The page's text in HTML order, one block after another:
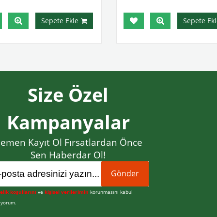
Sepete Ekle Sepete
Size Özel
Kampanyalar
Kayıt Ol Fırsatlardan Önce
Sen Haberdar Ol!
Gönder
koşullarını vekişisel verilerimin korunmasını kabul